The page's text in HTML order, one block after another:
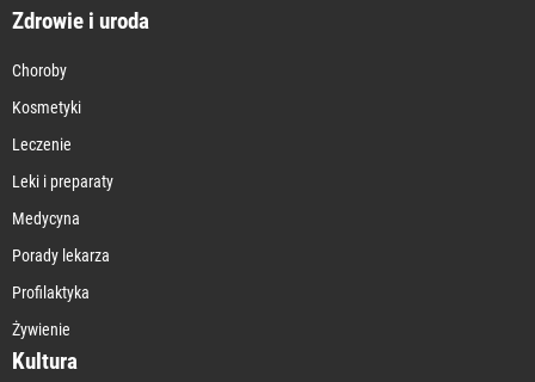
Zdrowie i uroda
Choroby
Kosmetyki
Leczenie
Leki i preparaty
Medycyna
Porady lekarza
Profilaktyka
Żywienie
Kultura